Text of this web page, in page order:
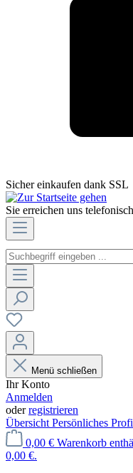
Sicher einkaufen dank SSL
Sie erreichen uns
Menü schließen
Ihr Konto
Anmelden
oderregistrieren
Übersicht Persönliches
0,00 € Warenkorb
0,00 €.